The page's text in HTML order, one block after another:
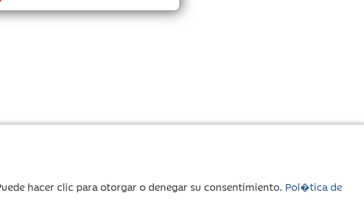
hacer clic para otorgar o denegar su consentimiento. Pol�tica de